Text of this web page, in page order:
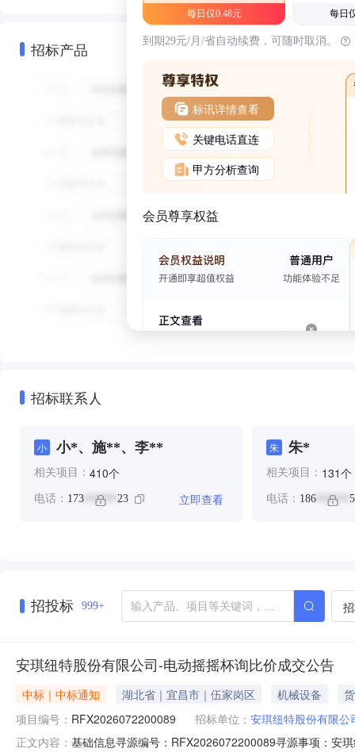
招标产品
每日仅0.48元 每日
到期29元/月/省自动续费，可随时取消。
标讯详情查看
关键电话直连
甲方分析查询
会员尊享权益
招标联系人
小 小*、施**、李**
相关项目： 410个
电话： 173 ****** 23 立即查看
朱 朱*
相关项目： 131个
电话： 186******
招投标 999+
安琪纽特股份有限公司-电动摇摇杯询比价成交公告
中标｜中标通知 湖北省｜宜昌市｜伍家岗区 机械设备
项目编号： RFX2026072200089 招标单位： 安琪纽特股份有限公
正文内容： 基础信息寻源编号：RFX2026072200089寻源事项：安